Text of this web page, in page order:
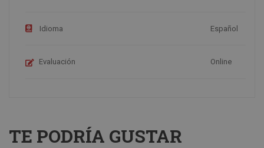
Idioma Español
Evaluación Online
TE PODRÍA GUSTAR